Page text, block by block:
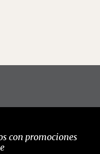
con promociones